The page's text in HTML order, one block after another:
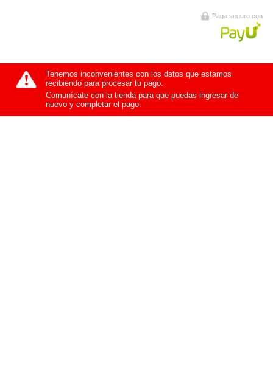
Paga seguro con
Tenemos inconvenientes con los datos que estamos
recibiendo para procesar tu pago.
Comunícate con la tienda para que puedas ingresar de
nuevo y completar el pago.